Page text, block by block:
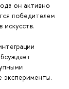
он активно
победителем
искусств.
эксперименты.